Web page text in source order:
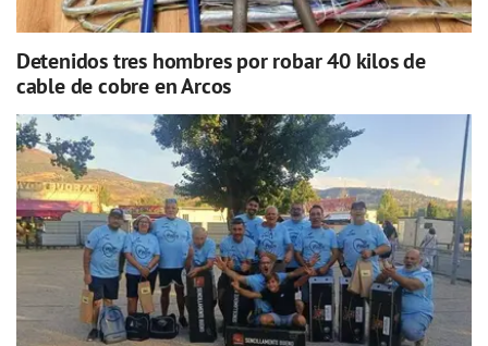
Detenidos tres hombres por robar 40 kilos de
cable de cobre en Arcos